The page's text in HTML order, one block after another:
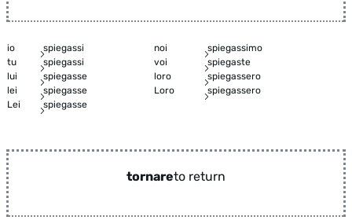
io spiegassi noi
spiegassimo
tu
spiegassi voi
spiegaste
lui
spiegasse loro
spiegassero
lei
spiegasse Loro
spiegassero
Lei
spiegasse
tornareto return